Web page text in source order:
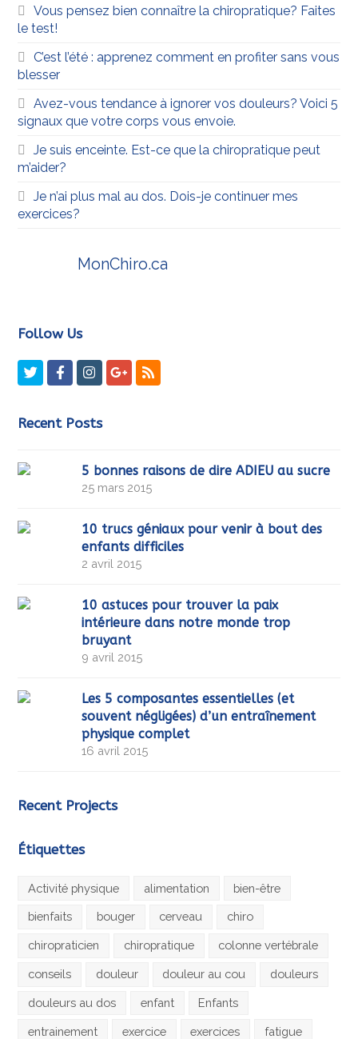
Vous pensez bien connaître la chiropratique? Faites
le test!
C’est l’été : apprenez comment en profiter sans vous
blesser
Avez-vous tendance à ignorer vos douleurs? Voici 5
signaux que votre corps vous envoie.
Je suis enceinte. Est-ce que la chiropratique peut
m’aider?
Je n’ai plus mal au dos. Dois-je continuer mes
exercices?
MonChiro.ca
Follow Us
TwitterFacebookInstagramGooglePlus
RSS
Recent Posts
5 bonnes raisons de dire ADIEU au sucre
25 mars 2015
10 trucs géniaux pour venir à bout des
enfants difficiles
2 avril 2015
10 astuces pour trouver la paix
intérieure dans notre monde trop
bruyant
9 avril 2015
Les 5 composantes essentielles (et
souvent négligées) d’un entraînement
physique complet
16 avril 2015
Recent Projects
Étiquettes
Activité physique alimentation bien-être
bienfaits bouger cerveau chiro
chiropraticien chiropratique colonne vertébrale
conseils douleur douleur au cou douleurs
douleurs au dos enfant Enfants
entrainement exercice exercices fatigue